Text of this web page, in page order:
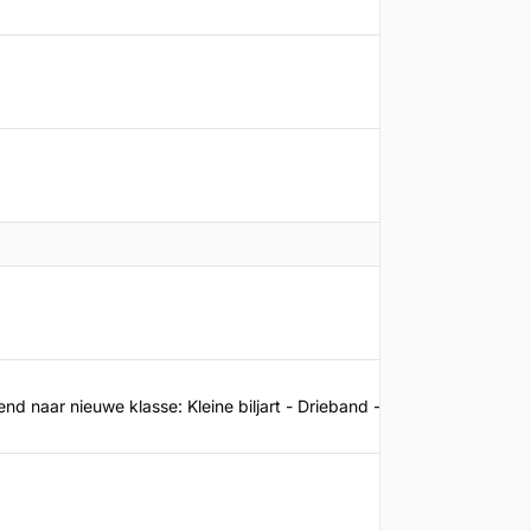
naar nieuwe klasse: Kleine biljart - Drieband - 1c